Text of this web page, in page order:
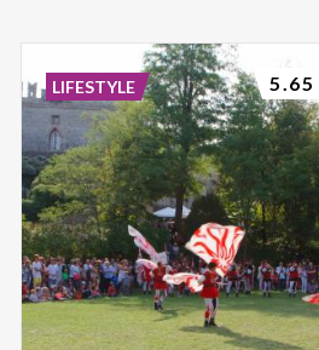
LIFESTYLE 5.65